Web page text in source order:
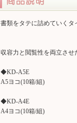
書類をタテに詰めていくタ
収容力と閲覧性を両立させ
◆KD-A5E
A5ヨコ(10箱/組)
◆KD-A4E
A4ヨコ(10箱/組)